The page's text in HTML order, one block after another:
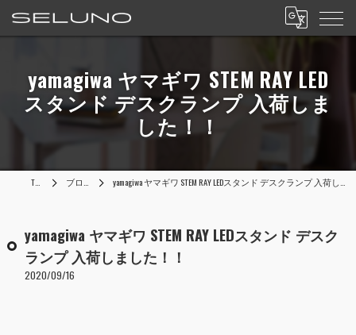
yamagiwa ヤマギワ STEM RAY LED
スタンド デスクランプ 入荷しま
した！！
TOP ブログ yamagiwa ヤマギワ STEM RAY LEDスタンド デスクランプ 入荷しました！！
yamagiwa ヤマギワ STEM RAY LEDスタンド デスク
ランプ 入荷しました！！
2020/09/16